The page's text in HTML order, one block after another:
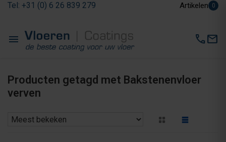
Tel: +31 (0) 6 26 839 279 Artikelen 0
menu callmail
Producten getagd met Bakstenenvloer
verven